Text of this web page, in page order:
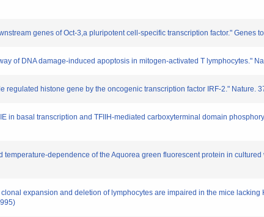
genes of Oct-3,a pluripotent cell-specific transcription factor." Genes
of DNA damage-induced apoptosis in mitogen-activated T lymphocytes."
regulated histone gene by the oncogenic transcription factor IRF-2." Nature.
in basal transcription and TFIIH-mediated carboxyterminal domain
temperature-dependence of the Aquorea green fluorescent protein in
expansion and deletion of lymphocytes are impaired in the mice